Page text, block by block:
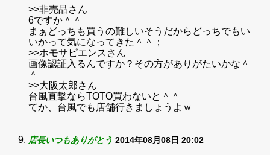
>>非売品さん
6ですか＾＾
まぁどっちも買うの難しいそうだからどっちでもい
いかって気になってきた＾＾；
>>ホモサピエンスさん
画像認証入るんですか？その方がありがたいかな＾
＾
>>大阪太郎さん
台風直撃ならTOTO買わないと＾＾
てか、台風でも店舗行きましょうよｗ
店長いつもありがとう 2014年08月08日 20:02